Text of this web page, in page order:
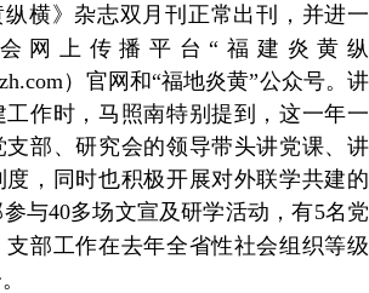
纵横》杂志双月刊正常出刊，并进一
网上传播平台“福建炎黄纵
）官网和“福地炎黄”公众号。 讲
作时，马照南特别提到，这一年一
支部、研究会的领导带头讲党课、讲
，同时也积极开展对外联学共建的
与40多场文宣及研学活动，有5名党
支部工作在去年全省性社会组织等级